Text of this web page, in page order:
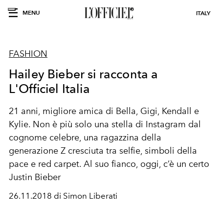
MENU ITALY
FASHION
Hailey Bieber si racconta a
L'Officiel Italia
21 anni, migliore amica di Bella, Gigi, Kendall e
Kylie. Non è più solo una stella di Instagram dal
cognome celebre, una ragazzina della
generazione Z cresciuta tra selfie, simboli della
pace e red carpet. Al suo fianco, oggi, c’è un certo
Justin Bieber
26.11.2018 di Simon Liberati